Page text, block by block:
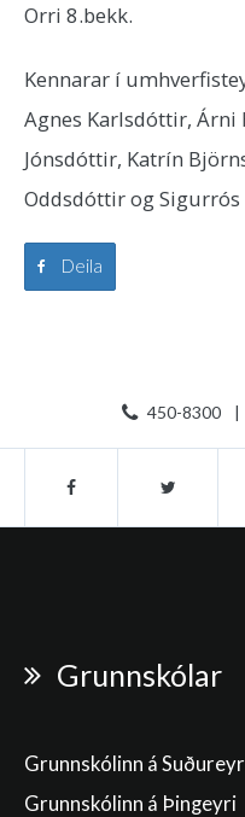
Orri 8.bekk.
Kennarar í
Agnes Karlsdóttir, Árni
Jónsdóttir, Katrín
Oddsdóttir og
Deila
450-8300 |
Grunnskólar
Grunnskólinn á
Grunnskólinn á Þingeyri